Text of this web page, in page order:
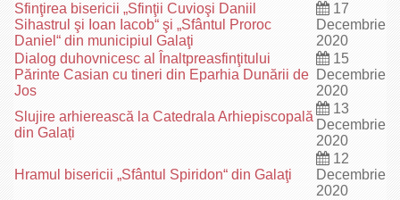
Sfinţirea bisericii „Sfinţii Cuvioşi Daniil
Sihastrul şi Ioan Iacob“ şi „Sfântul Proroc
Daniel“ din municipiul Galaţi
17
Decembrie
2020
Dialog duhovnicesc al Înaltpreasfinţitului
Părinte Casian cu tineri din Eparhia Dunării de
Jos
15
Decembrie
2020
Slujire arhierească la Catedrala Arhiepiscopală
din Galați
13
Decembrie
2020
Hramul bisericii „Sfântul Spiridon“ din Galaţi
12
Decembrie
2020